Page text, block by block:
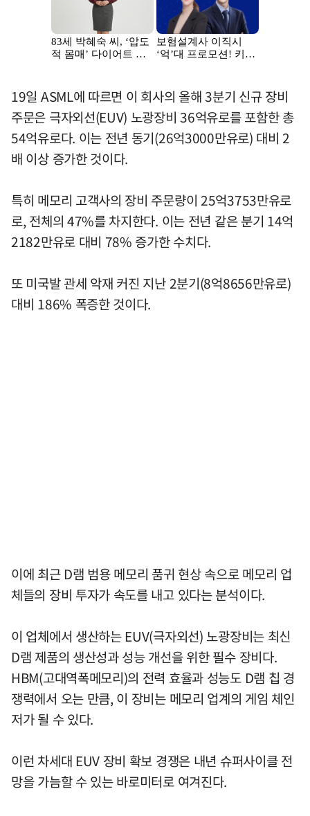
19일 ASML에 따르면 이 회사의 올해 3분기 신규 장비
주문은 극자외선(EUV) 노광장비 36억유로를 포함한 총
54억유로다. 이는 전년 동기(26억3000만유로) 대비 2
배 이상 증가한 것이다.
특히 메모리 고객사의 장비 주문량이 25억3753만유로
로, 전체의 47%를 차지한다. 이는 전년 같은 분기 14억
2182만유로 대비 78% 증가한 수치다.
또 미국발 관세 악재 커진 지난 2분기(8억8656만유로)
대비 186% 폭증한 것이다.
이에 최근 D램 범용 메모리 품귀 현상 속으로 메모리 업
체들의 장비 투자가 속도를 내고 있다는 분석이다.
이 업체에서 생산하는 EUV(극자외선) 노광장비는 최신
D램 제품의 생산성과 성능 개선을 위한 필수 장비다.
HBM(고대역폭메모리)의 전력 효율과 성능도 D램 칩 경
쟁력에서 오는 만큼, 이 장비는 메모리 업계의 게임 체인
저가 될 수 있다.
이런 차세대 EUV 장비 확보 경쟁은 내년 슈퍼사이클 전
망을 가늠할 수 있는 바로미터로 여겨진다.